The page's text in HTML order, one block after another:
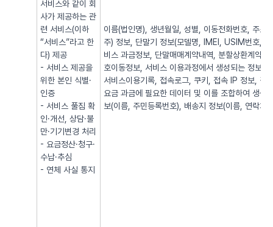
서비스와 같이 회
사가 제공하는 관
련 서비스(이하
“서비스”라고 한
다) 제공
- 서비스 제공을
위한 본인 식별·
인증
- 서비스 풀짐 확
인·개선, 상담·불
만·기기변경 처리
- 요금정산·청구·
수납·추심
- 연체 사실 통지
이름(법인명), 생년월일, 성별, 이동전화번호, 주
주) 정보, 단말기 정보(모델명, IMEI, USIM번호,
비스 과금정보, 단말매매계약내역, 분할상환계약
호이동정보, 서비스 이용과정에서 생성되는 정보(
서비스이용기록, 접속로그, 쿠키, 접속 IP 정보, 결
요금 과금에 필요한 데이터 및 이를 조합하여 생
보(이름, 주민등록번호), 배송지 정보(이름, 연락처,